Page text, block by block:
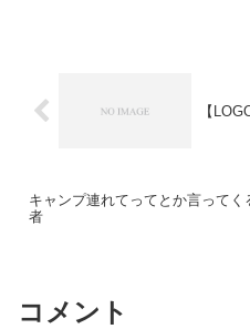
【
キャンプ連れてってとか言ってく
者
コメント